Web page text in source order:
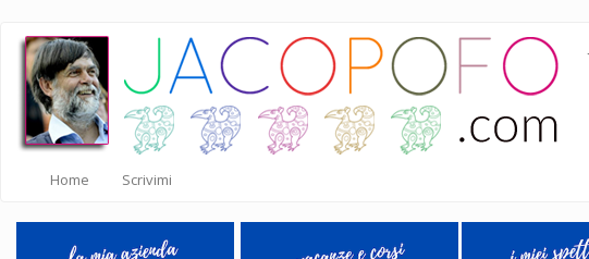
Salta
contenuto
principale
Home Scrivimi